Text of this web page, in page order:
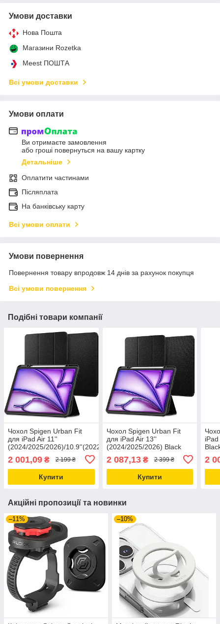
Умови доставки
Нова Пошта
Магазини Rozetka
Meest ПОШТА
Всі умови доставки
Умови оплати
Ви отримаєте замовлення
або гроші повернуться на вашу картку
Детальніше
Оплатити частинами
Післяплата
На банківську карту
Всі умови оплати
Умови повернення
Повернення товару впродовж 14 днів за рахунок покупця
Всі умови повернення
Подібні товари компанії
Чохол Spigen Urban Fit
для iPad Air 11''
(2024/2025/2026)/10.9''(2022/2020)
2 001,09 ₴ 2 199 ₴
Купити
Чохол Spigen Urban Fit
для iPad Air 13''
(2024/2025/2026) Black
2 087,13₴ 2 399 ₴
Купити
2
Акційні пропозиції та новинки
–11% –10%